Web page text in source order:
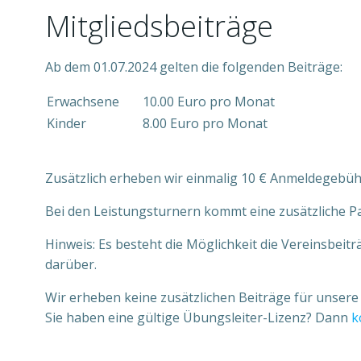
Mitgliedsbeiträge
Ab dem 01.07.2024 gelten die folgenden Beiträge:
Erwachsene
10.00 Euro pro Monat
Kinder
8.00 Euro pro Monat
Zusätzlich erheben wir einmalig 10 €
Bei den Leistungsturnern kommt eine zusätzliche
Hinweis: Es besteht die Möglichkeit die
darüber.
Wir erheben keine zusätzlichen Beiträge für
Sie haben eine gültige Übungsleiter-Lizenz? Dann